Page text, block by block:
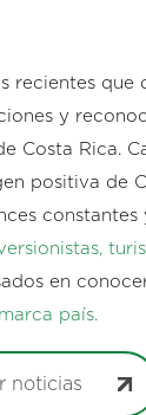
recientes que
y
Costa Rica.
positiva de
constantes
en
marca país.
noticias